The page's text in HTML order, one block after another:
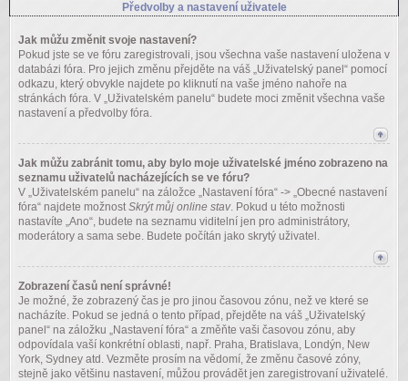
Předvolby a nastavení uživatele
Jak můžu změnit svoje nastavení?
Pokud jste se ve fóru zaregistrovali, jsou všechna vaše nastavení uložena v
databázi fóra. Pro jejich změnu přejděte na váš „Uživatelský panel“ pomocí
odkazu, který obvykle najdete po kliknutí na vaše jméno nahoře na
stránkách fóra. V „Uživatelském panelu“ budete moci změnit všechna vaše
nastavení a předvolby fóra.
Jak můžu zabránit tomu, aby bylo moje uživatelské jméno zobrazeno na
seznamu uživatelů nacházejících se ve fóru?
V „Uživatelském panelu“ na záložce „Nastavení fóra“ -> „Obecné nastavení
fóra“ najdete možnostSkrýt můj online stav. Pokud u této možnosti
nastavíte „Ano“, budete na seznamu viditelní jen pro administrátory,
moderátory a sama sebe. Budete počítán jako skrytý uživatel.
Zobrazení časů není správné!
Je možné, že zobrazený čas je pro jinou časovou zónu, než ve které se
nacházíte. Pokud se jedná o tento případ, přejděte na váš „Uživatelský
panel“ na záložku „Nastavení fóra“ a změňte vaši časovou zónu, aby
odpovídala vaší konkrétní oblasti, např. Praha, Bratislava, Londýn, New
York, Sydney atd. Vezměte prosím na vědomí, že změnu časové zóny,
stejně jako většinu nastavení, můžou provádět jen zaregistrovaní uživatelé.